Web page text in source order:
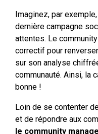
Imaginez, par
dernière campagne
attentes. Le
correctif pour
sur son analyse
communauté. Ainsi, la
bonne !
Loin de se contenter
et de répondre aux
le community